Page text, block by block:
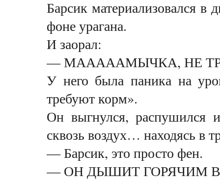
Барсик материализовался
фоне урагана.
И заорал:
— МАААААМЫЧКА, НЕ
У него была паника на
требуют корм».
Он выгнулся, распушился
сквозь воздух… находясь в
— Барсик, это просто фен.
— ОН ДЫШИТ ГОРЯЧИМ